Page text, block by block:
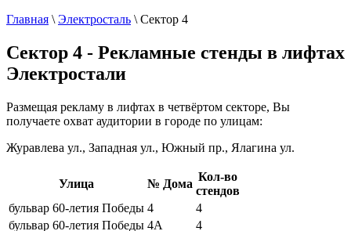
Главная \ Электросталь \ Сектор 4
Сектор 4 - Рекламные стенды в лифтах
Электростали
Размещая рекламу в лифтах в четвёртом секторе, Вы
получаете охват аудитории в городе по улицам:
Журавлева ул., Западная ул., Южный пр., Ялагина ул.
Улица № Дома
Кол-во
стендов
бульвар 60-летия Победы 4
4
бульвар 60-летия Победы 4А
4